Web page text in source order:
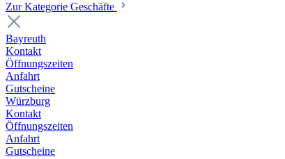
Zur Kategorie Geschäfte
Bayreuth
Kontakt
Öffnungszeiten
Anfahrt
Gutscheine
Würzburg
Kontakt
Öffnungszeiten
Anfahrt
Gutscheine